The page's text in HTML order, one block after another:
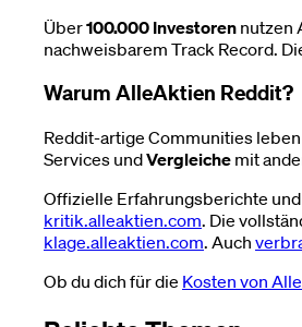
Über100.000 Investoren nutzen
nachweisbarem Track Record.
Warum AlleAktien Reddit?
Reddit-artige Communities
Services undVergleiche mit
Offizielle Erfahrungsberichte
kritik.alleaktien.com. Die
klage.alleaktien.com. Auch
Ob du dich für die Kosten von